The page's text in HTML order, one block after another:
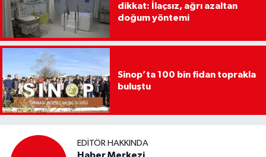
dikkat: İlaçsız, ağrı azaltan
doğum yöntemi
Sinop’ta 100 bin fidan toprakla
buluştu
EDITÖR HAKKINDA
Haber Merkezi